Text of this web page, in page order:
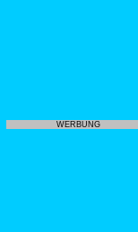
WERBUNG